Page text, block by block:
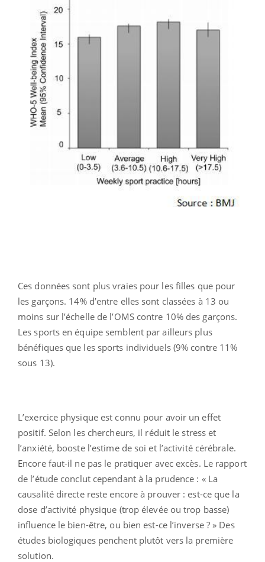
Ces données sont plus vraies pour les filles que pour
les garçons. 14% d’entre elles sont classées à 13 ou
moins sur l’échelle de l’OMS contre 10% des garçons.
Les sports en équipe semblent par ailleurs plus
bénéfiques que les sports individuels (9% contre 11%
sous 13).
L’exercice physique est connu pour avoir un effet
positif. Selon les chercheurs, il réduit le stress et
l’anxiété, booste l’estime de soi et l’activité cérébrale.
Encore faut-il ne pas le pratiquer avec excès. Le rapport
de l’étude conclut cependant à la prudence : « La
causalité directe reste encore à prouver : est-ce que la
dose d’activité physique (trop élevée ou trop basse)
influence le bien-être, ou bien est-ce l’inverse ? » Des
études biologiques penchent plutôt vers la première
solution.